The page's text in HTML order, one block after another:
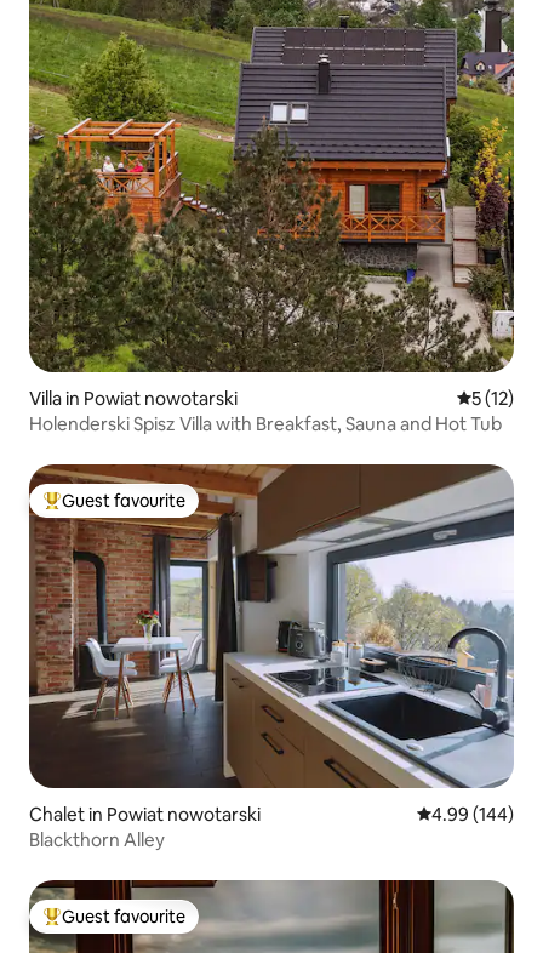
Villa in Powiat nowotarski 5 out of 5
5 (12)
Holenderski Spisz Villa with Breakfast, Sauna and Hot Tub
Top guest favourite
Guest favourite
Chalet in Powiat nowotarski 4.99 out of 5
4.99 (144)
Blackthorn Alley
Top guest favourite
Guest favourite